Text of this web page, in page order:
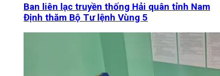
Ban liên lạc truyền thống Hải quân tỉnh Nam
Định thăm Bộ Tư lệnh Vùng 5